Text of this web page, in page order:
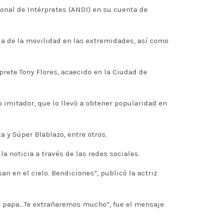
de Intérpretes (ANDI) en su cuenta de
de la movilidad en las extremidades, así como
Tony Flores, acaecido en la Ciudad de
imitador, que lo llevó a obtener popularidad en
y Súper Blablazo, entre otros.
noticia a través de las redes sociales.
en el cielo. Bendiciones”, publicó la actriz
extrañaremos mucho”, fue el mensaje